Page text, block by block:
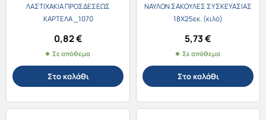
ΛΑΣΤΙΧΑΚΙΑ ΠΡΟΣΔΕΣΕΩΣ
ΚΑΡΤΕΛΑ _1070
0,82€
Σε απόθεμα
Στο καλάθι
ΝΑΥΛΟΝ ΣΑΚΟΥΛΕΣ ΣΥΣΚΕΥΑΣΙΑΣ
18Χ25εκ. (κιλό)
5,73€
Σε απόθεμα
Στο καλάθι